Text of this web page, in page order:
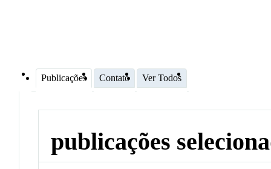
Publicações Contato Ver Todos
publicações